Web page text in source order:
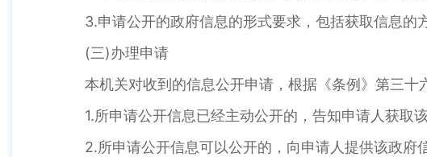
3.申请公开的政府信息的形式要求，包括获取信息的方
(三)办理申请
本机关对收到的信息公开申请，根据《条例》第三十
1.所申请公开信息已经主动公开的，告知申请人获取
2.所申请公开信息可以公开的，向申请人提供该政府